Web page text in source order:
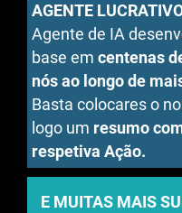
AGENTE
Agente de IA
base em centenas
nós ao longo de
Basta colocares o
logo um resumo
respetiva Ação.
E MUITAS MAIS